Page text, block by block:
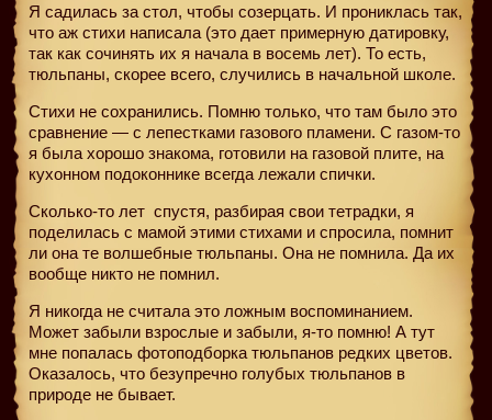
Я садилась за стол, чтобы созерцать. И прониклась так,
что аж стихи написала (это дает примерную датировку,
так как сочинять их я начала в восемь лет). То есть,
тюльпаны, скорее всего, случились в начальной школе.
Стихи не сохранились. Помню только, что там было это
сравнение — с лепестками газового пламени. С газом-то
я была хорошо знакома, готовили на газовой плите, на
кухонном подоконнике всегда лежали спички.
Сколько-то лет спустя, разбирая свои тетрадки, я
поделилась с мамой этими стихами и спросила, помнит
ли она те волшебные тюльпаны. Она не помнила. Да их
вообще никто не помнил.
Я никогда не считала это ложным воспоминанием.
Может забыли взрослые и забыли, я-то помню! А тут
мне попалась фотоподборка тюльпанов редких цветов.
Оказалось, что безупречно голубых тюльпанов в
природе не бывает.